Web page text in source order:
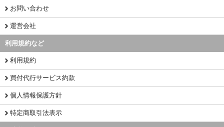
お問い合わせ
運営会社
利用規約など
利用規約
買付代行サービス約款
個人情報保護方針
特定商取引法表示